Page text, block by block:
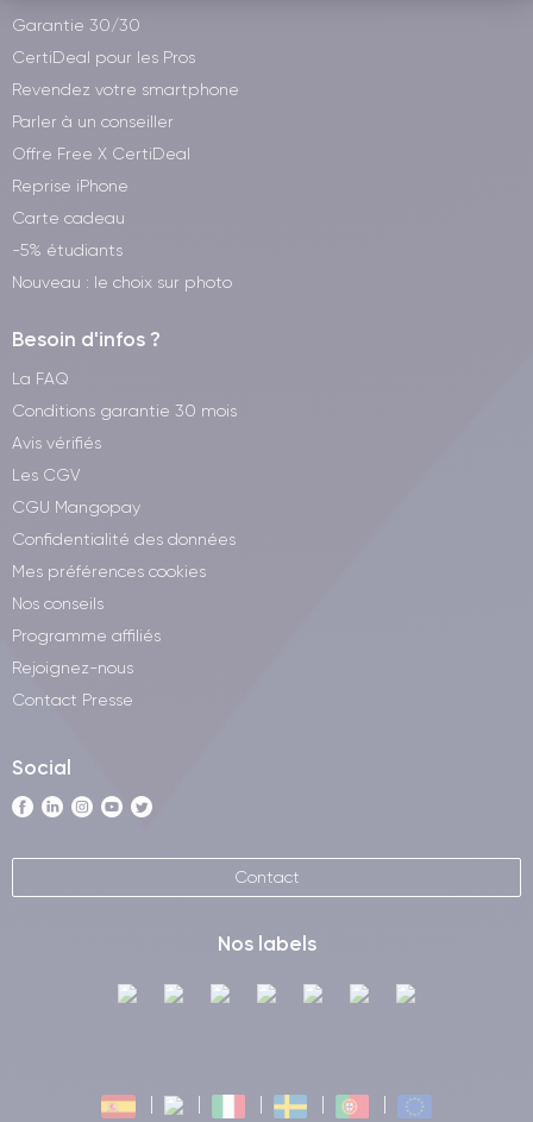
Garantie 30/30
CertiDeal pour les Pros
Revendez votre smartphone
Parler à un conseiller
Offre Free X CertiDeal
Reprise iPhone
Carte cadeau
-5% étudiants
Nouveau : le choix sur photo
Besoin d'infos ?
La FAQ
Conditions garantie 30 mois
Avis vérifiés
Les CGV
CGU Mangopay
Confidentialité des données
Mes préférences cookies
Nos conseils
Programme affiliés
Rejoignez-nous
Contact Presse
Social
Contact
Nos labels